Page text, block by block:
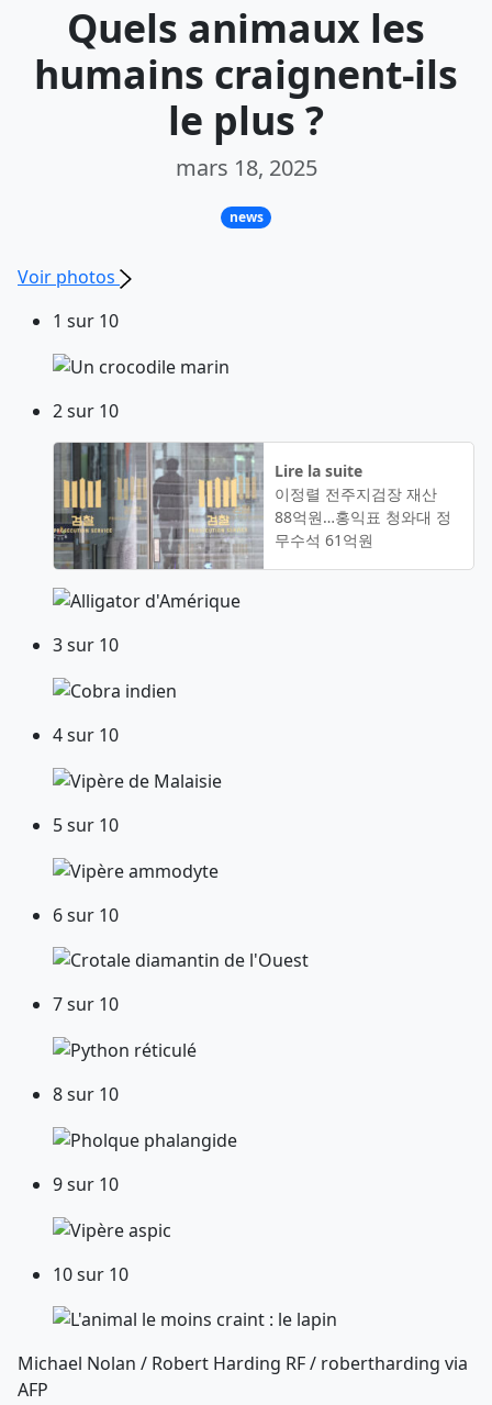
Quels animaux les
humains craignent-ils
le plus ?
mars 18, 2025
news
Voir photos
1 sur 10
2 sur 10
Lire la suite
이정렬 전주지검장 재산
88억원…홍익표 청와대 정
무수석 61억원
3 sur 10
4 sur 10
5 sur 10
6 sur 10
7 sur 10
8 sur 10
9 sur 10
10 sur 10
Michael Nolan / Robert Harding RF / robertharding via
AFP